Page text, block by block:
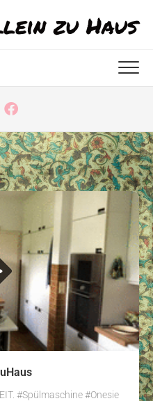
zu Haus
#Spülmaschine #Onesie